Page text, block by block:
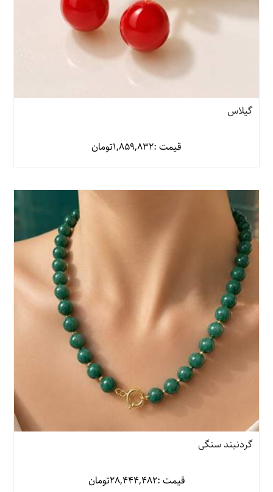
گیلاس
قیمت :1,859,832تومان
گردنبند سنگی
قیمت :28,444,482تومان